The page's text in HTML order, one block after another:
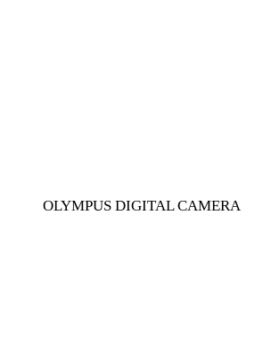
OLYMPUS DIGITAL CAMERA